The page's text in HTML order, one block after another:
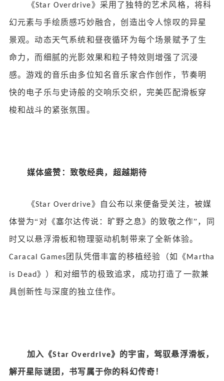
《Star Overdrive》采用了独特的艺术风格，将科
幻元素与手绘质感巧妙融合，创造出令人惊叹的异星
景观。动态天气系统和昼夜循环为每个场景赋予了生
命力，而细腻的光影效果和粒子特效则增强了沉浸
感。游戏的音乐由多位知名音乐家合作创作，节奏明
快的电子乐与史诗般的交响乐交织，完美匹配滑板穿
梭和战斗的紧张氛围。
媒体盛赞：致敬经典，超越期待
《Star Overdrive》自公布以来便备受关注，被媒
体誉为“对《塞尔达传说：旷野之息》的致敬之作”，同
时又以悬浮滑板和物理驱动机制带来了全新体验。
Caracal Games 团队凭借丰富的移植经验（如《 Martha
is Dead 》）和对细节的极致追求，成功打造了一款兼
具创新性与深度的独立佳作。
加入《Star Overdrive》的宇宙，驾驭悬浮滑板，
解开星际谜团，书写属于你的科幻传奇！